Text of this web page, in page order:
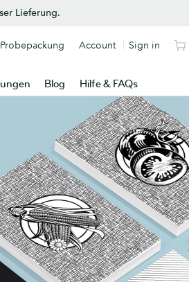
Lieferung.
Blog Hilfe & FAQs
Probepackung Account Sign in